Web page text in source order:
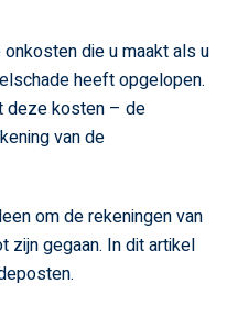
die u maakt als u
heeft opgelopen.
deze kosten – de
van de
om de rekeningen van
zijn gegaan. In dit artikel